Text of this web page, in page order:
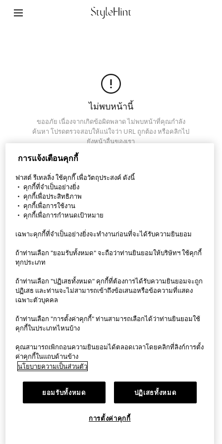
ติดต่อเรา
ภาพรวมบริษัท
การตั้งค่าคุกกี้
©FAST RETAILING CO., LTD.
ไม่พบหน้านี้
ขออภัย เนื่องจากเกิดข้อผิดพลาด ไม่พบหน้าที่คุณกำลัง
ค้นหา โปรดตรวจสอบให้แน่ใจว่า URL ถูกต้อง หรือคลิกไป
ยังหน้าอื่นของเรา
แอป StyleHint
ข้อกำหนดการใช้งาน
นโยบายความเป็นส่วนตัว
ติดต่อเรา
ภาพรวมบริษัท
©FAST RETAILING CO., LTD.
การแจ้งเตือนคุกกี้
ฟาสต์ รีเทลลิ่ง ใช้คุกกี๊ เพื่อวัตถุประสงค์ ดังนี้
・ คุกกี้ที่จำเป็นอย่างยิ่ง
・ คุกกี้เพื่อประสิทธิภาพ
・ คุกกี้เพื่อการใช้งาน
・ คุกกี้เพื่อการกำหนดเป้าหมาย
เฉพาะคุกกี้ที่จำเป็นอย่างยิ่งจะทำงานก่อนที่จะได้รับความยินยอม
ถ้าท่านเลือก "ยอมรับทั้งหมด" จะถือว่าท่านยินยอมให้บริษัทฯ ใช้คุกกี้
ทุกประเภท
ถ้าท่านเลือก "ปฏิเสธทั้งหมด" คุกกี้ที่ต้องการได้รับความยินยอมจะถูก
ปฏิเสธ และท่านจะไม่สามารถเข้าถึงข้อเสนอหรือข้อความที่แสดง
เฉพาะตัวบุคคล
ถ้าท่านเลือก "การตั้งค่าคุกกี้" ท่านสามารถเลือกได้ว่าท่านยินยอมใช้
คุกกี้ในประเภทไหนบ้าง
คุณสามารถเพิกถอนความยินยอมได้ตลอดเวลาโดยคลิกที่ลิงก์การตั้ง
ค่าคุกกี้ในแถบด้านข้าง
นโยบายความเป็นส่วนตัว
ยอมรับทั้งหมด ปฏิเสธทั้งหมด
การตั้งค่าคุกกี้